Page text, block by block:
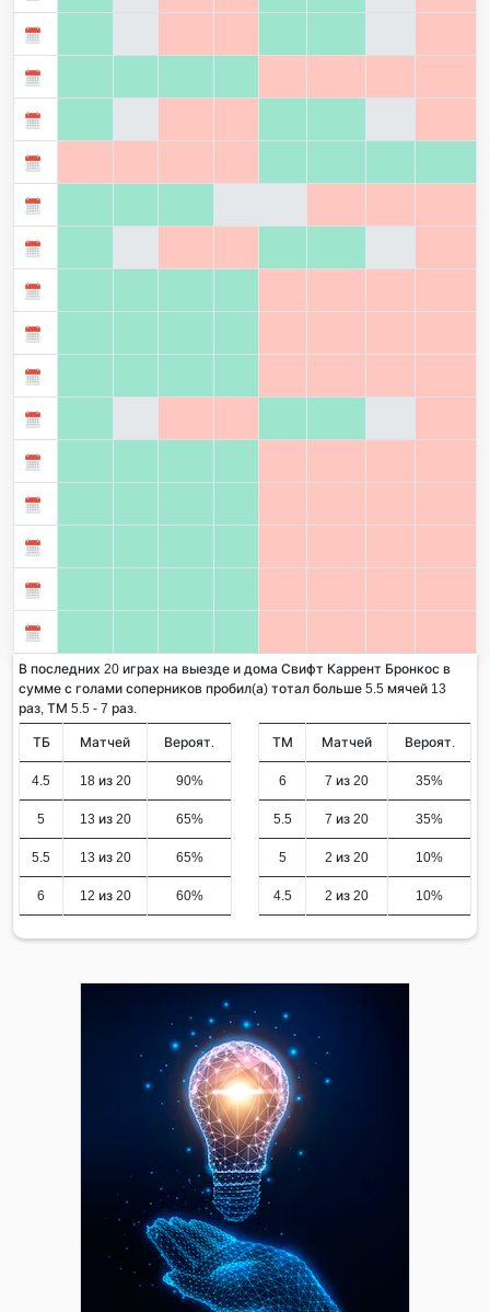
В последних 20 играх на выезде и дома Свифт Каррент Бронкос в
сумме с голами соперников пробил(а) тотал больше 5.5 мячей 13
раз, ТМ 5.5 - 7 раз.
ТБ Матчей Вероят.
4.5 18 из 20 90%
5 13 из 20 65%
5.5 13 из 20 65%
6 12 из 20 60%
ТМ Матчей Вероят.
6 7 из 20 35%
5.5 7 из 20 35%
5 2 из 20 10%
4.5 2 из 20 10%